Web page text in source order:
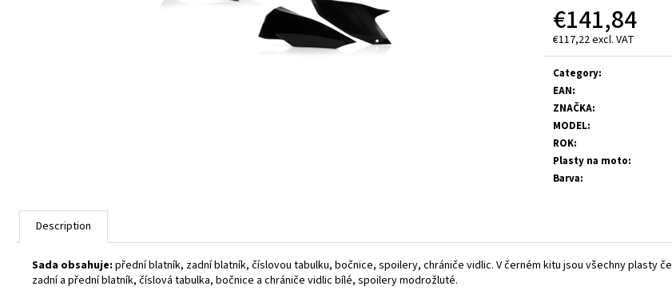
€141,84
€117,22 excl. VAT
Measure
price:
Category:
EAN:
ZNAČKA:
MODEL:
ROK:
Plasty na moto:
Barva:
Description
Sada obsahuje: přední blatník, zadní blatník, číslovou tabulku, bočnice, spoilery, chrániče vidlic. V černém kitu jsou všechny plasty
zadní a přední blatník, číslová tabulka, bočnice a chrániče vidlic bílé, spoilery modrožluté.